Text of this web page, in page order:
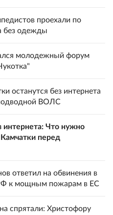
проехали по
без одежды
молодежный форум
останутся без интернета
ВОЛС
интернета: Что нужно
перед
ответил на обвинения в
к мощным пожарам в ЕС
спрятали: Христофору